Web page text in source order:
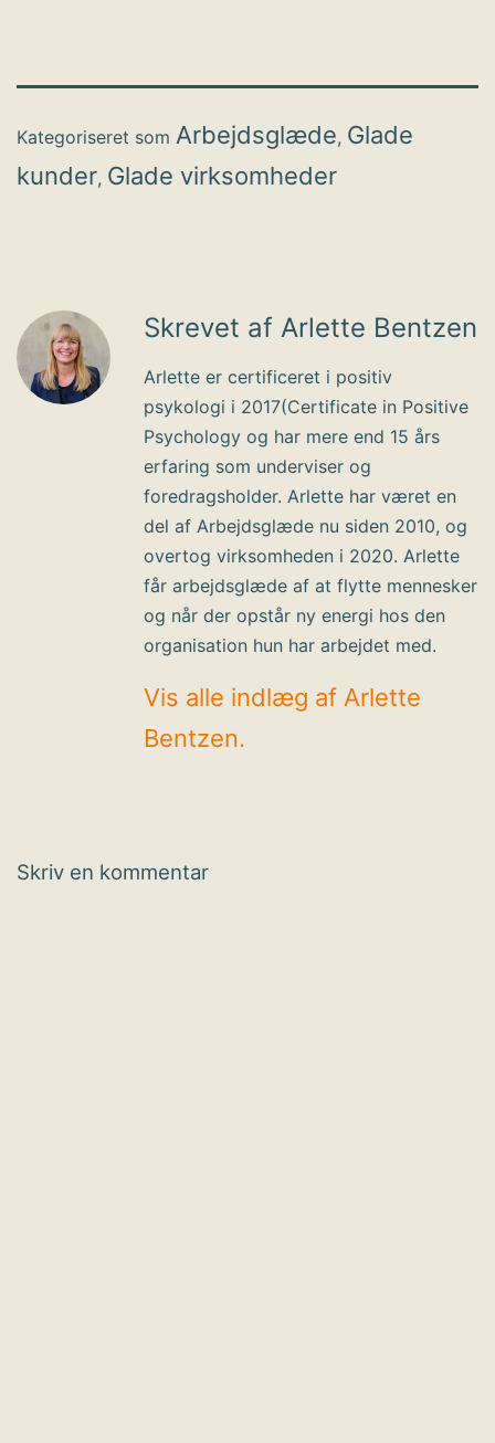
Kategoriseret som Arbejdsglæde, Glade
kunder, Glade virksomheder
Skrevet af Arlette Bentzen
Arlette er certificeret i positiv
psykologi i 2017(Certificate in Positive
Psychology og har mere end 15 års
erfaring som underviser og
foredragsholder. Arlette har været en
del af Arbejdsglæde nu siden 2010, og
overtog virksomheden i 2020. Arlette
får arbejdsglæde af at flytte mennesker
og når der opstår ny energi hos den
organisation hun har arbejdet med.
Vis alle indlæg af Arlette
Bentzen.
Skriv en kommentar